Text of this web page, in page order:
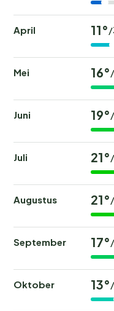
April 11°/
Mei 16°
Juni 19°
Juli 21°
Augustus 21°
September 17°
Oktober 13°